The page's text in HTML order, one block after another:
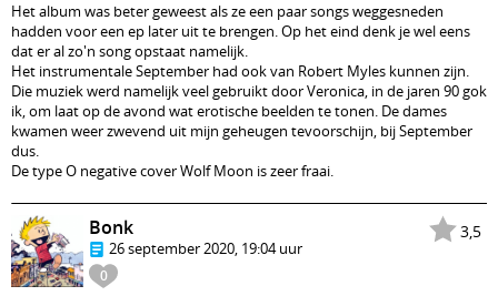
Het album was beter geweest als ze een paar songs weggesneden
hadden voor een ep later uit te brengen. Op het eind denk je wel eens
dat er al zo'n song opstaat namelijk.
Het instrumentale September had ook van Robert Myles kunnen zijn.
Die muziek werd namelijk veel gebruikt door Veronica, in de jaren 90 gok
ik, om laat op de avond wat erotische beelden te tonen. De dames
kwamen weer zwevend uit mijn geheugen tevoorschijn, bij September
dus.
De type O negative cover Wolf Moon is zeer fraai.
3,5
0
Bonk
26 september 2020, 19:04 uur